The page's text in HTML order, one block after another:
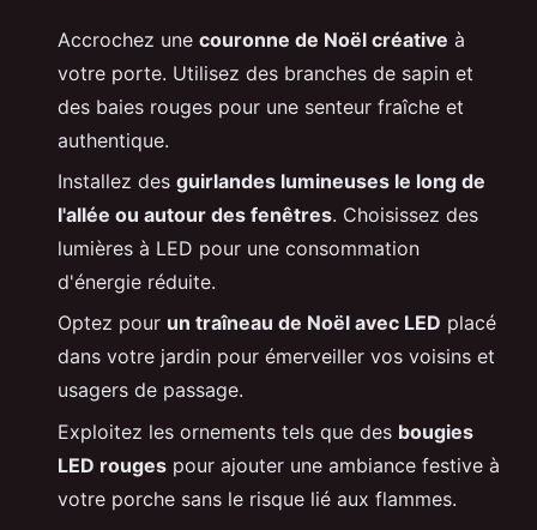
Accrochez une couronne de Noël créative à
votre porte. Utilisez des branches de sapin et
des baies rouges pour une senteur fraîche et
authentique.
Installez des guirlandes lumineuses le long de
l'allée ou autour des fenêtres. Choisissez des
lumières à LED pour une consommation
d'énergie réduite.
Optez pour un traîneau de Noël avec LED placé
dans votre jardin pour émerveiller vos voisins et
usagers de passage.
Exploitez les ornements tels que des bougies
LED rouges pour ajouter une ambiance festive à
votre porche sans le risque lié aux flammes.